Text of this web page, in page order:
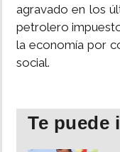
agravado en los
petrolero
la economía por
social.
Te puede